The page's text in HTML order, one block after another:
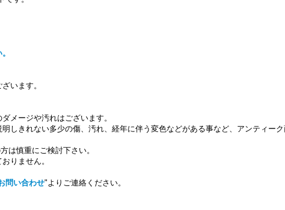
います。
メージや汚れはございます。
しきれない多少の傷、汚れ、経年に伴う変色などがある事など、アンティー
は慎重にご検討下さい。
りません。
問い合わせ"よりご連絡ください。